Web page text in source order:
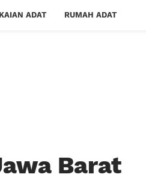
ADAT RUMAH ADAT
Barat